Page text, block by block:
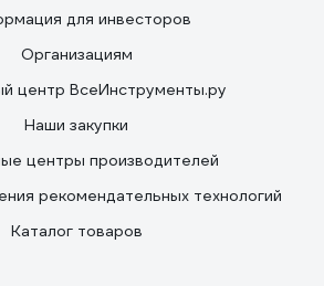
для инвесторов
Организациям
центр ВсеИнструменты.ру
Наши закупки
центры производителей
рекомендательных технологий
Каталог товаров